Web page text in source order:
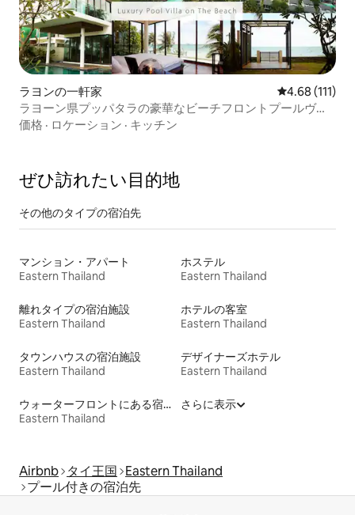
ラヨンの一軒家 レビュー111
4.68 (111)
ラヨーン県プッパタラの豪華なビーチフロントプールヴィ
ラ
価格 · ロケーション · キッチン
ぜひ訪⁠れ⁠た⁠い目⁠的⁠地
その他のタ⁠イ⁠プ⁠の宿⁠泊⁠先
マンション・アパート
Eastern Thailand
ホステル
Eastern Thailand
離れタイプの宿泊施設
Eastern Thailand
ホテルの客室
Eastern Thailand
タウンハウスの宿泊施設
Eastern Thailand
デザイナーズホテル
Eastern Thailand
ウォーターフロントにある宿泊施設
Eastern Thailand
さらに表示
Airbnb タイ王国 Eastern Thailand
プール付きの宿泊先